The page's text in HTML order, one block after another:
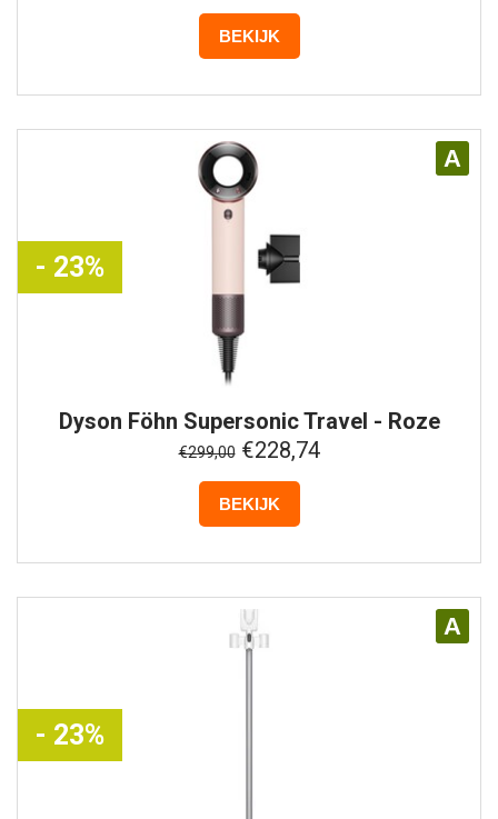
BEKIJK
A
- 23%
Dyson Föhn Supersonic Travel - Roze
€299,00€228,74
BEKIJK
A
- 23%